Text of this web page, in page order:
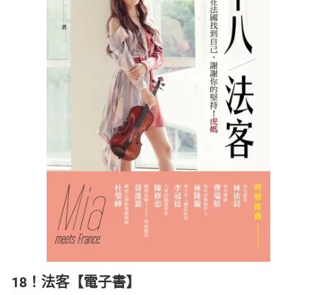
居家生活 3C家電 運動休閒
男裝 化妝保養 情趣用品
電子/紙本書
HOT
18！法客【電子書】